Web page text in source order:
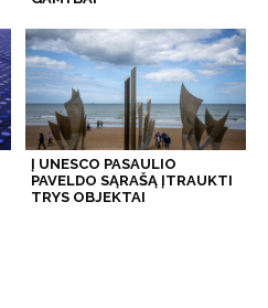
Į UNESCO PASAULIO
PAVELDO SĄRAŠĄ ĮTRAUKTI
TRYS OBJEKTAI